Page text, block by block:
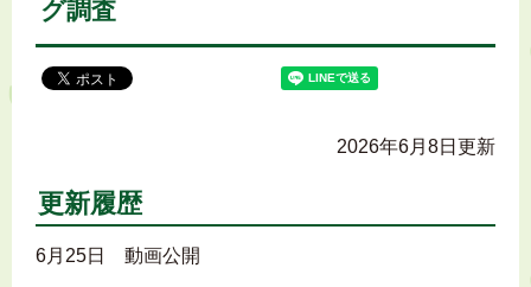
グ調査
2026年6月8日更新
更新履歴
6月25日 動画公開